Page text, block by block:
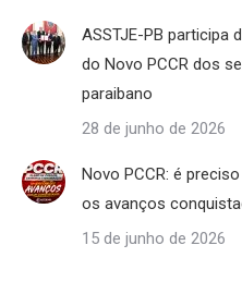
ASSTJE-PB participa
do Novo PCCR dos
paraibano
28 de junho de 2026
Novo PCCR: é
os avanços
15 de junho de 2026